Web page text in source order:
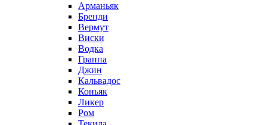
Арманьяк
Бренди
Вермут
Виски
Водка
Граппа
Джин
Кальвадос
Коньяк
Ликер
Ром